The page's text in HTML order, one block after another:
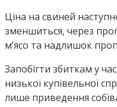
Ціна на свиней
зменшиться, через
м’ясо та надлишок
Запобігти збиткам у
низької купівельної
лише приведення